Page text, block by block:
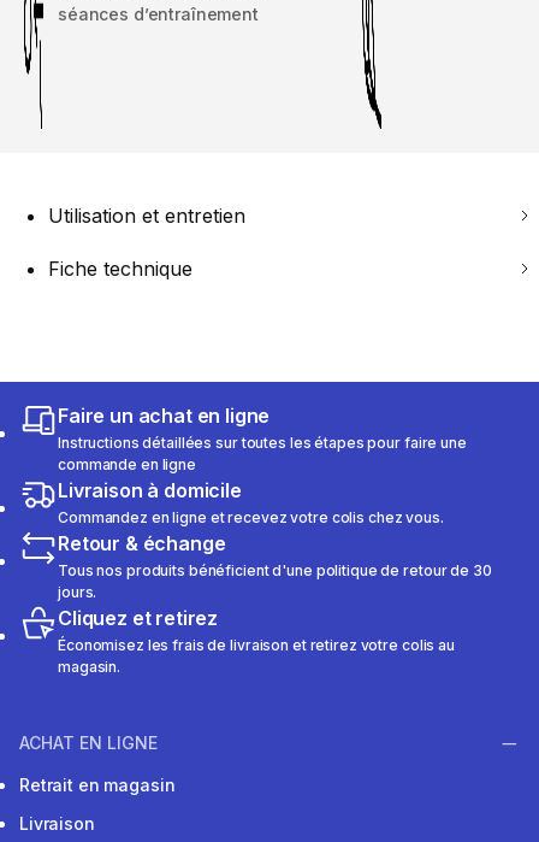
séances d’entraînement
Utilisation et entretien
Fiche technique
Faire un achat en ligne
Instructions détaillées sur toutes les étapes pour faire une
commande en ligne
Livraison à domicile
Commandez en ligne et recevez votre colis chez vous.
Retour & échange
Tous nos produits bénéficient d'une politique de retour de 30
jours.
Cliquez et retirez
Économisez les frais de livraison et retirez votre colis au
magasin.
ACHAT EN LIGNE
Retrait en magasin
Livraison